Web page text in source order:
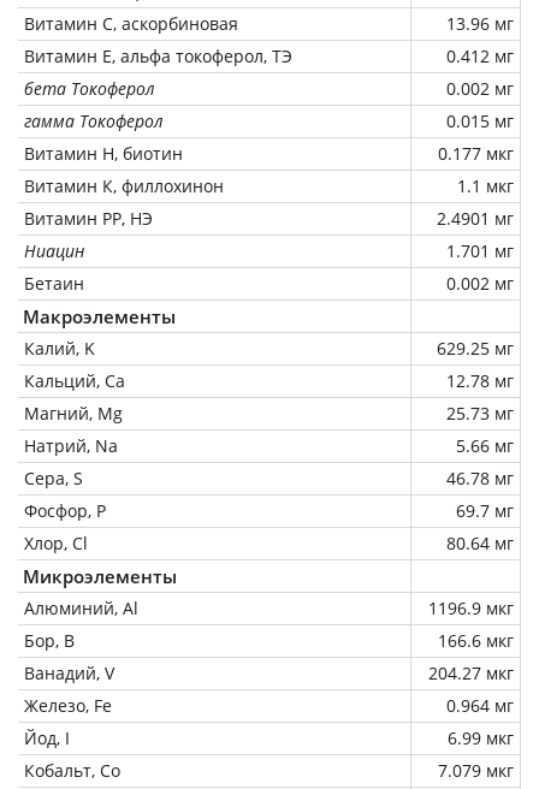
Витамин C, аскорбиновая
13.96 мг
Витамин Е, альфа токоферол, ТЭ
0.412 мг
бета Токоферол
0.002 мг
гамма Токоферол
0.015 мг
Витамин Н, биотин
0.177 мкг
Витамин К, филлохинон
1.1 мкг
Витамин РР, НЭ
2.4901 мг
Ниацин
1.701 мг
Бетаин
0.002 мг
Макроэлементы
Калий, K
629.25 мг
Кальций, Ca
12.78 мг
Магний, Mg
25.73 мг
Натрий, Na
5.66 мг
Сера, S
46.78 мг
Фосфор, P
69.7 мг
Хлор, Cl
80.64 мг
Микроэлементы
Алюминий, Al
1196.9 мкг
Бор, B
166.6 мкг
Ванадий, V
204.27 мкг
Железо, Fe
0.964 мг
Йод, I
6.99 мкг
Кобальт, Co
7.079 мкг